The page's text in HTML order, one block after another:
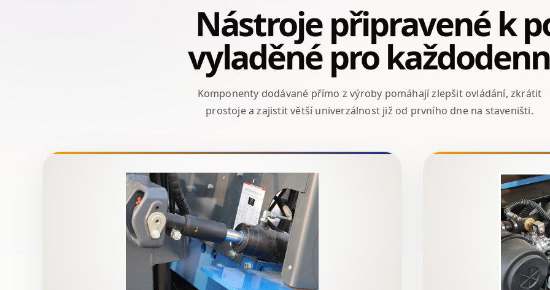
Nástroje připravené k
vyladěné pro
Komponenty dodávané přímo z výroby pomáhají zlepšit ovládání, zkrátit
prostoje a zajistit větší univerzálnost již od prvního dne na staveništi.